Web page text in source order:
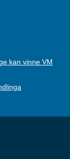
kan vinne VM